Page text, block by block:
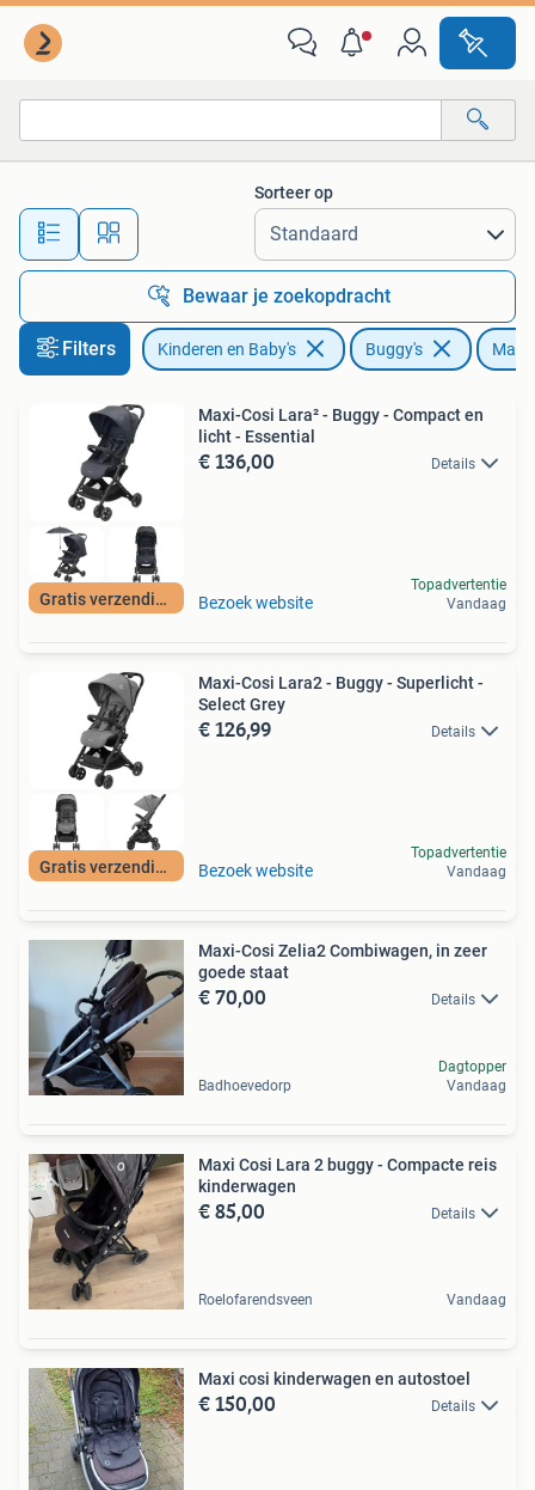
Alle afstanden…
Sorteer op
Bewaar je zoekopdracht
Filters Kinderen en Baby's Buggy's
Gratis verzending
Maxi-Cosi Lara² - Buggy - Compact en
licht - Essential
€ 136,00 Details
Bezoek website
Topadvertentie
Vandaag
Gratis verzending
Maxi-Cosi Lara2 - Buggy - Superlicht -
Select Grey
€ 126,99 Details
Bezoek website
Topadvertentie
Vandaag
Maxi-Cosi Zelia2 Combiwagen, in zeer
goede staat
€ 70,00 Details
Badhoevedorp
Dagtopper
Vandaag
Maxi Cosi Lara 2 buggy - Compacte reis
kinderwagen
€ 85,00 Details
Roelofarendsveen Vandaag
Maxi cosi kinderwagen en autostoel
€ 150,00 Details